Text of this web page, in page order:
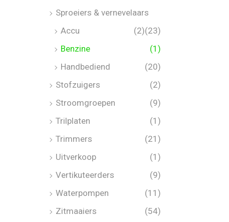
Sproeiers & vernevelaars
(23)
Accu
(2)
Benzine
(1)
Handbediend
(20)
Stofzuigers
(2)
Stroomgroepen
(9)
Trilplaten
(1)
Trimmers
(21)
Uitverkoop
(1)
Vertikuteerders
(9)
Waterpompen
(11)
Zitmaaiers
(54)